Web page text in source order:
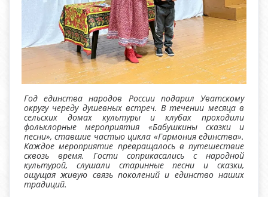
Год единства народов России подарил Уватскому
округу череду душевных встреч. В течении месяца в
сельских домах культуры и клубах проходили
фольклорные мероприятия «Бабушкины сказки и
песни», ставшие частью цикла «Гармония единства».
Каждое мероприятие превращалось в путешествие
сквозь время. Гости соприкасались с народной
культурой, слушали старинные песни и сказки,
ощущая живую связь поколений и единство наших
традиций.